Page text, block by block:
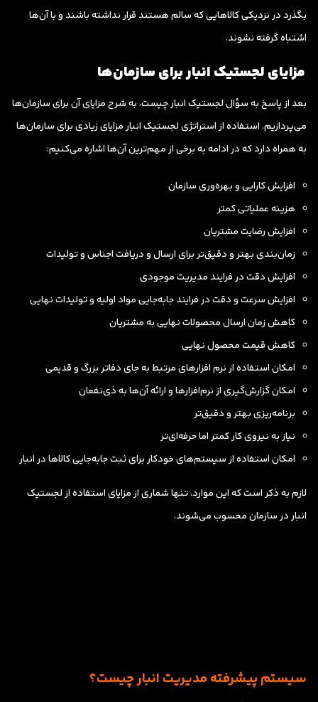
بگذرد در نزدیکی کالاهایی که سالم هستند قرار نداشته باشند و با آن‌ها
اشتباه گرفته نشوند.
مزایای لجستیک انبار برای سازمان‌ها
بعد از پاسخ به سؤال لجستیک انبار چیست، به شرح مزایای آن برای سازمان‌ها
می‌پردازیم. استفاده از استراتژی لجستیک انبار مزایای زیادی برای سازمان‌ها
به همراه دارد که در ادامه به برخی از مهم‌ترین آن‌ها اشاره می‌کنیم:
افزایش کارایی و بهره‌وری سازمان
هزینه عملیاتی کمتر
افزایش رضایت مشتریان
زمان‌بندی بهتر و دقیق‌تر برای ارسال و دریافت اجناس و تولیدات
افزایش دقت در فرایند مدیریت موجودی
افزایش سرعت و دقت در فرایند جابه‌جایی مواد اولیه و تولیدات نهایی
کاهش زمان ارسال محصولات نهایی به مشتریان
کاهش قیمت محصول نهایی
امکان استفاده از نرم افزارهای مرتبط به جای دفاتر بزرگ و قدیمی
امکان گزارش‌گیری از نرم‌افزارها و ارائه آن‌ها به ذی‌نفعان
برنامه‌ریزی بهتر و دقیق‌تر
نیاز به نیروی کار کمتر اما حرفه‌ای‌تر
امکان استفاده از سیستم‌های خودکار برای ثبت جابه‌جایی کالاها در انبار
لازم به ذکر است که این موارد، تنها شماری از مزایای استفاده از لجستیک
انبار در سازمان محسوب می‌شوند.
سیستم پیشرفته مدیریت انبار چیست؟